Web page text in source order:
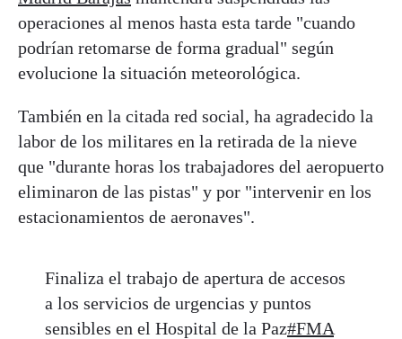
operaciones al menos hasta esta tarde "cuando
podrían retomarse de forma gradual" según
evolucione la situación meteorológica.
También en la citada red social, ha agradecido la
labor de los militares en la retirada de la nieve
que "durante horas los trabajadores del aeropuerto
eliminaron de las pistas" y por "intervenir en los
estacionamientos de aeronaves".
Finaliza el trabajo de apertura de accesos
a los servicios de urgencias y puntos
sensibles en el Hospital de la Paz#FMA